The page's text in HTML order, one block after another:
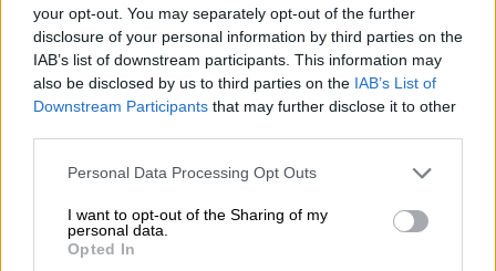
your opt-out. You may separately opt-out of the further
disclosure of your personal information by third parties on the
IAB’s list of downstream participants. This information may
also be disclosed by us to third parties on the IAB’s List of
Downstream Participants that may further disclose it to other
Please note that this website/app uses one or more Google
not limited to your visit or usage behaviour. You may click to
grant or deny consent to Google and its third-party tags to
use your data for below specified purposes in below Google
Personal Data Processing Opt Outs
I want to opt-out of the Sharing of my
personal data.
Opted In